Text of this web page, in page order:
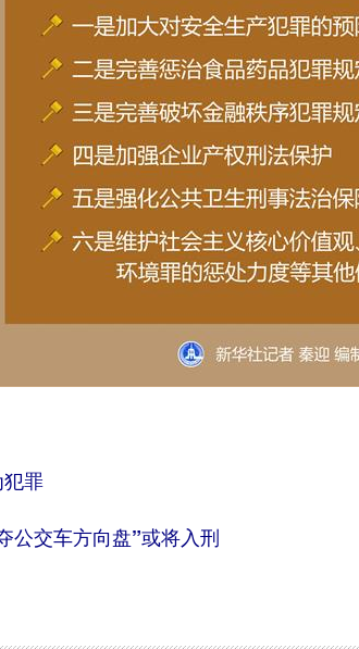
罪
交车方向盘”或将入刑